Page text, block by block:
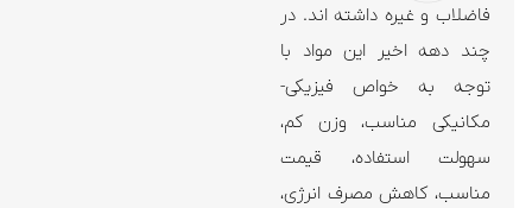
فاضلاب و غیره داشته اند. در
چند دهه اخیر این مواد با
توجه به خواص فیزیکی-
مکانیکی مناسب، وزن کم،
سهولت استفاده، قیمت
مناسب، کاهش مصرف انرژی،